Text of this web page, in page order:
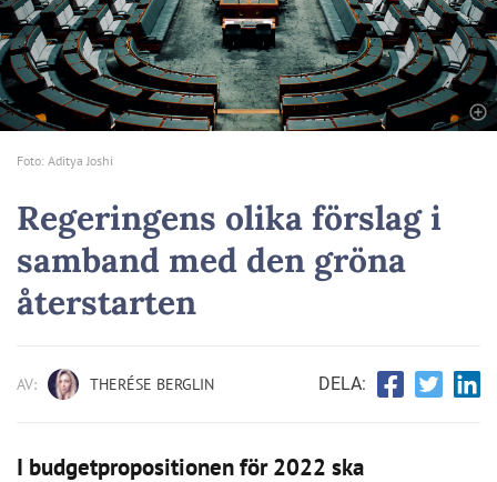
Foto: Aditya Joshi
Regeringens olika förslag i
samband med den gröna
återstarten
AV: THERÉSE BERGLIN DELA:
I budgetpropositionen för 2022 ska